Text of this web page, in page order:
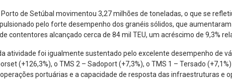
Porto de Setúbal movimentou 3,27 milhões de toneladas, o que se
pelo forte desempenho dos granéis sólidos, que
contentores alcançado cerca de 84 mil TEU, um acréscimo de 9,3%
atividade foi igualmente sustentado pelo excelente desempenho de
(+126,3%), o TMS 2 – Sadoport (+7,3%), o TMS 1 – Tersado
portuárias e a capacidade de resposta das infraestruturas e